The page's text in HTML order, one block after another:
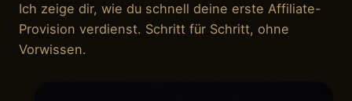
Ich zeige dir, wie du schnell deine erste Affiliate-
Provision verdienst. Schritt für Schritt, ohne
Vorwissen.